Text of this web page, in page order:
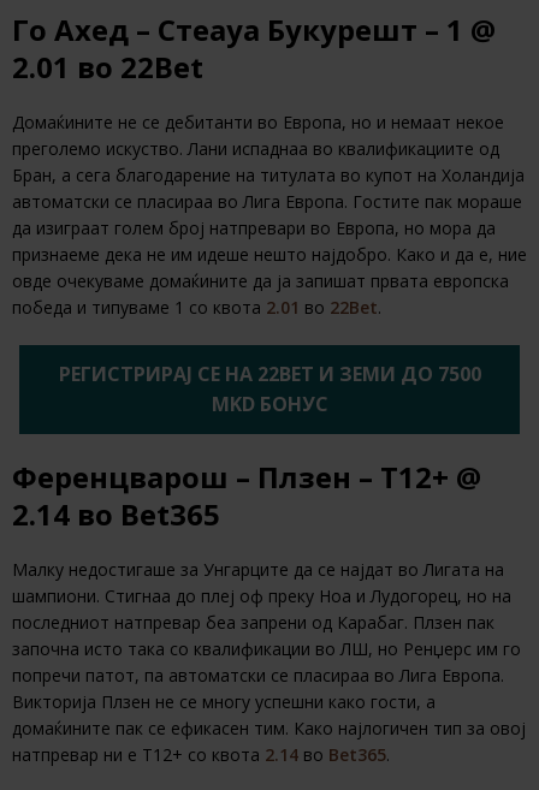
Го Ахед – Стеауа Букурешт – 1 @
2.01 во 22Bet
Домаќините не се дебитанти во Европа, но и немаат некое
преголемо искуство. Лани испаднаа во квалификациите од
Бран, а сега благодарение на титулата во купот на Холандија
автоматски се пласираа во Лига Европа. Гостите пак мораше
да изиграат голем број натпревари во Европа, но мора да
признаеме дека не им идеше нешто најдобро. Како и да е, ние
овде очекуваме домаќините да ја запишат првата европска
победа и типуваме 1 со квота 2.01 во 22Bet.
РЕГИСТРИРАЈ СЕ НА 22BET И ЗЕМИ ДО 7500
MKD БОНУС
Ференцварош – Плзен – Т12+ @
2.14 во Bet365
Малку недостигаше за Унгарците да се најдат во Лигата на
шампиони. Стигнаа до плеј оф преку Ноа и Лудогорец, но на
последниот натпревар беа запрени од Карабаг. Плзен пак
започна исто така со квалификации во ЛШ, но Ренџерс им го
попречи патот, па автоматски се пласираа во Лига Европа.
Викторија Плзен не се многу успешни како гости, а
домаќините пак се ефикасен тим. Како најлогичен тип за овој
натпревар ни е Т12+ со квота 2.14 во Bet365.